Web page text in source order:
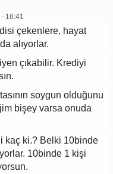
16:41
çekenlere, hayat
alıyorlar.
çıkabilir. Krediyi
soygun olduğunu
bişey varsa onuda
kaç ki.? Belki 10binde
10binde 1 kişi